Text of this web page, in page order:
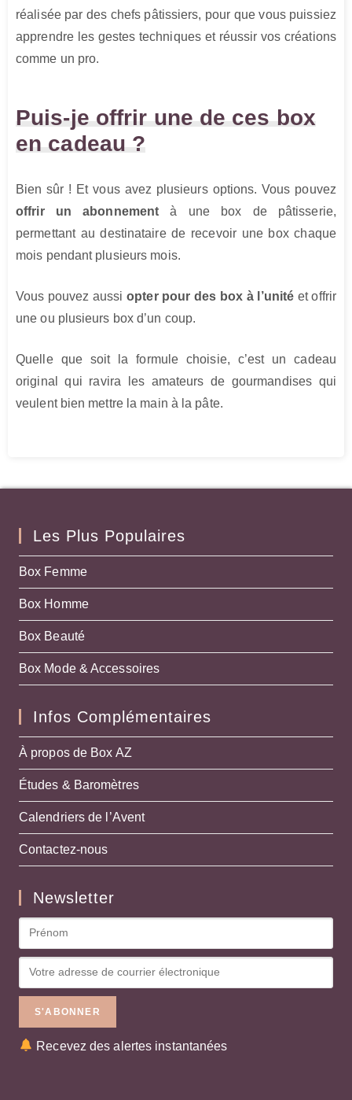
réalisée par des chefs pâtissiers, pour que vous puissiez
apprendre les gestes techniques et réussir vos créations
comme un pro.
Puis-je offrir une de ces box
en cadeau ?
Bien sûr ! Et vous avez plusieurs options. Vous pouvez
offrir un abonnement à une box de pâtisserie,
permettant au destinataire de recevoir une box chaque
mois pendant plusieurs mois.
Vous pouvez aussiopter pour des box à l’unité et offrir
une ou plusieurs box d’un coup.
Quelle que soit la formule choisie, c’est un cadeau
original qui ravira les amateurs de gourmandises qui
veulent bien mettre la main à la pâte.
Les Plus Populaires
Box Femme
Box Homme
Box Beauté
Box Mode & Accessoires
Infos Complémentaires
À propos de Box AZ
Études & Baromètres
Calendriers de l’Avent
Contactez-nous
Newsletter
Recevez des alertes instantanées